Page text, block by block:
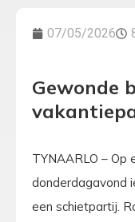
07/05/2026
Gewonde
TYNAARLO – Op
donderdagavond
een schietpartij.